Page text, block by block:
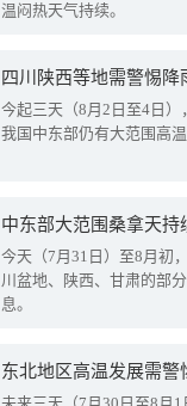
温闷热天气持续。
今起三天（8月2日至4日
我国中东部仍有大范围高
中东部大范围桑拿天
今天（7月31日）至8月初
川盆地、陕西、甘肃的部
息。
东北地区高温发展需